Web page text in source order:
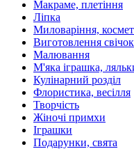
Макраме, плетіння
Ліпка
Миловаріння,
Виготовлення свічок
Малювання
М'яка іграшка,
Кулінарний розділ
Флористика, весілля
Творчість
Жіночі примхи
Іграшки
Подарунки, свята